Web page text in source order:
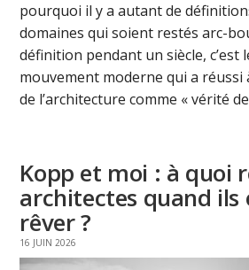
pourquoi il y a autant de
domaines qui soient restés arc-
définition pendant un siècle, c’est
mouvement moderne qui a réussi
de l’architecture comme « vérité
Kopp et moi : à quoi
architectes quand ils
rêver ?
16 JUIN 2026